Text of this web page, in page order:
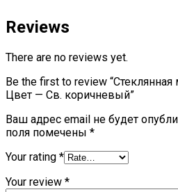
Reviews
There are no reviews yet.
Be the first to review
Цвет — Св. коричневый”
Ваш адрес email не будет
поля помечены *
Your rating *
Your review *